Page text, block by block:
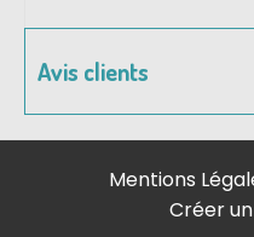
Avis clients
Mentions
Créer